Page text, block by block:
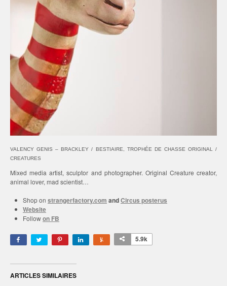
VALENCY GENIS – BRACKLEY / BESTIAIRE, TROPHÉE DE CHASSE ORIGINAL /
CREATURES
Mixed media artist, sculptor and photographer. Original Creature creator,
animal lover, mad scientist…
Shop on strangerfactory.com andCircus posterus
Website
Followon FB
5.9k
ARTICLES SIMILAIRES